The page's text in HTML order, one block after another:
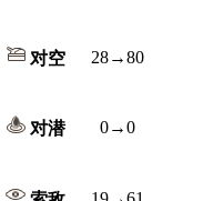
对空 28→80
对潜 0→0